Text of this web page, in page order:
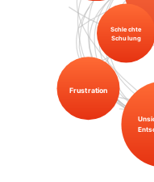
Schlechte
Schulung
Frustration